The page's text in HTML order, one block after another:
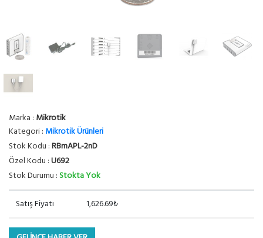
Marka : Mikrotik
Kategori : Mikrotik Ürünleri
Stok Kodu :RBmAPL-2nD
Özel Kodu :U692
Stok Durumu :Stokta Yok
Satış Fiyatı 1,626.69₺